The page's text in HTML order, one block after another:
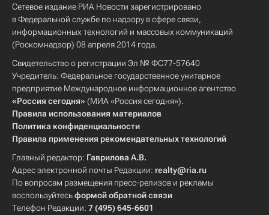
Сетевое издание РИА Новости зарегистрировано
в Федеральной службе по надзору в сфере связи,
информационных технологий и массовых коммуникаций
(Роскомнадзор) 08 апреля 2014 года.
Свидетельство о регистрации Эл № ФС77-57640
Учредитель: Федеральное государственное унитарное
предприятие Международное информационное агентство
«Россия сегодня» (МИА «Россия сегодня»).
Правила использования материалов
Политика конфиденциальности
Правила применения рекомендательных технологий
Главный редактор: Гаврилова А.В.
Адрес электронной почты Редакции: realty@ria.ru
По вопросам размещения пресс-релизов и рекламы
воспользуйтесьформой обратной связи
Телефон Редакции: 7 (495) 645-6601